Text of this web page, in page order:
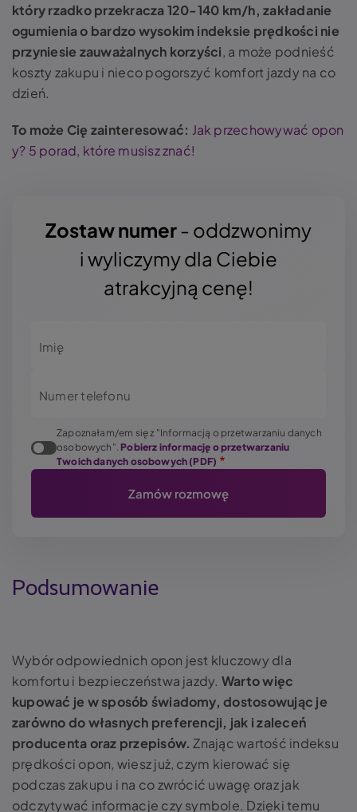
który rzadko przekracza 120-140 km/h, zakładanie
ogumienia o bardzo wysokim indeksie prędkości nie
przyniesie zauważalnych korzyści, a może podnieść
koszty zakupu i nieco pogorszyć komfort jazdy na co
dzień.
To może Cię zainteresować: Jak przechowywać opon
y? 5 porad, które musisz znać!
Zostaw numer- oddzwonimy
i wyliczymy dla Ciebie
atrakcyjną cenę!
Imię
Numer telefonu
Zapoznałam/em się z "Informacją o przetwarzaniu danych
osobowych". Pobierz informację o przetwarzaniu
Twoich danych osobowych (PDF)
Podsumowanie
Wybór odpowiednich opon jest kluczowy dla
komfortu i bezpieczeństwa jazdy. Warto więc
kupować je w sposób świadomy, dostosowując je
zarówno do własnych preferencji, jak i zaleceń
producenta oraz przepisów. Znając wartość indeksu
prędkości opon, wiesz już, czym kierować się
podczas zakupu i na co zwrócić uwagę oraz jak
odczytywać informacje czy symbole. Dzięki temu